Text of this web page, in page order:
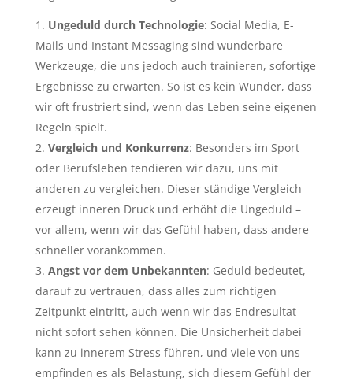
Ungeduld durch Technologie: Social Media, E-
Mails und Instant Messaging sind wunderbare
Werkzeuge, die uns jedoch auch trainieren, sofortige
Ergebnisse zu erwarten. So ist es kein Wunder, dass
wir oft frustriert sind, wenn das Leben seine eigenen
Regeln spielt.
Vergleich und Konkurrenz: Besonders im Sport
oder Berufsleben tendieren wir dazu, uns mit
anderen zu vergleichen. Dieser ständige Vergleich
erzeugt inneren Druck und erhöht die Ungeduld –
vor allem, wenn wir das Gefühl haben, dass andere
schneller vorankommen.
Angst vor dem Unbekannten: Geduld bedeutet,
darauf zu vertrauen, dass alles zum richtigen
Zeitpunkt eintritt, auch wenn wir das Endresultat
nicht sofort sehen können. Die Unsicherheit dabei
kann zu innerem Stress führen, und viele von uns
empfinden es als Belastung, sich diesem Gefühl der